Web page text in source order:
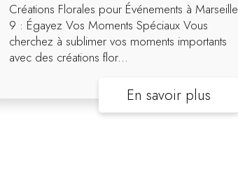
Créations Florales pour Événements à Marseille
9 : Égayez Vos Moments Spéciaux Vous
cherchez à sublimer vos moments importants
avec des créations flor...
En savoir plus